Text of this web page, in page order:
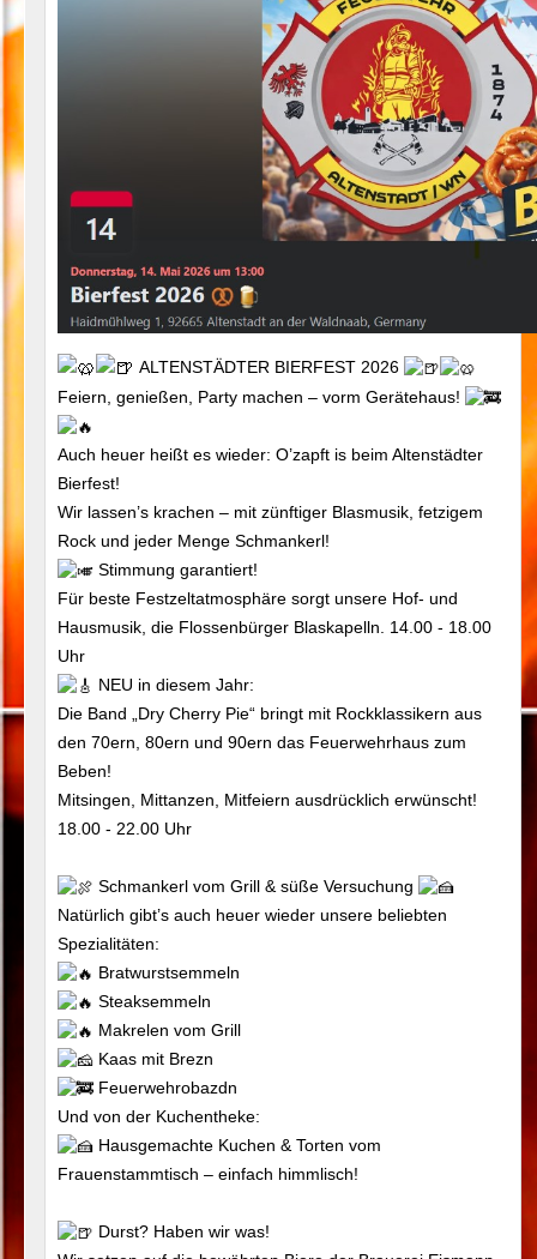
ALTENSTÄDTER BIERFEST 2026
Feiern, genießen, Party machen – vorm Gerätehaus!
Auch heuer heißt es wieder: O’zapft is beim Altenstädter
Bierfest!
Wir lassen’s krachen – mit zünftiger Blasmusik, fetzigem
Rock und jeder Menge Schmankerl!
Stimmung garantiert!
Für beste Festzeltatmosphäre sorgt unsere Hof- und
Hausmusik, die Flossenbürger Blaskapelln. 14.00 - 18.00
Uhr
NEU in diesem Jahr:
Die Band „Dry Cherry Pie“ bringt mit Rockklassikern aus
den 70ern, 80ern und 90ern das Feuerwehrhaus zum
Beben!
Mitsingen, Mittanzen, Mitfeiern ausdrücklich erwünscht!
18.00 - 22.00 Uhr
Schmankerl vom Grill & süße Versuchung
Natürlich gibt’s auch heuer wieder unsere beliebten
Spezialitäten:
Bratwurstsemmeln
Steaksemmeln
Makrelen vom Grill
Kaas mit Brezn
Feuerwehrobazdn
Und von der Kuchentheke:
Hausgemachte Kuchen & Torten vom
Frauenstammtisch – einfach himmlisch!
Durst? Haben wir was!